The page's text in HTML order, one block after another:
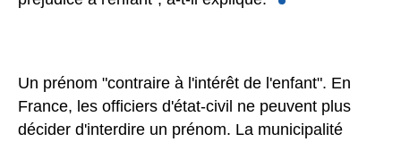
Un prénom "contraire à l'intérêt de l'enfant". En
France, les officiers d'état-civil ne peuvent plus
décider d'interdire un prénom. La municipalité